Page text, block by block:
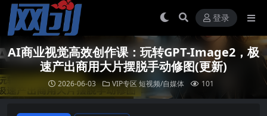
登录
AI商业视觉高效创作课：玩转GPT-Image2，极
速产出商用大片摆脱手动修图(更新)
2026-06-03 VIP专区 短视频/自媒体 101